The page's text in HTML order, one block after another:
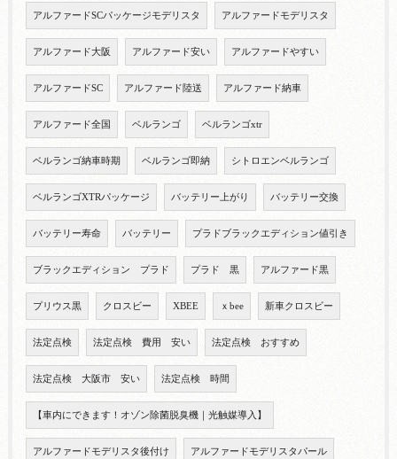
アルファードSCパッケージモデリスタ アルファードモデリスタ
アルファード大阪 アルファード安い アルファードやすい
アルファードSC アルファード陸送 アルファード納車
アルファード全国 ベルランゴ ベルランゴxtr
ベルランゴ納車時期 ベルランゴ即納 シトロエンベルランゴ
ベルランゴXTRパッケージ バッテリー上がり バッテリー交換
バッテリー寿命 バッテリー プラドブラックエディション値引き
ブラックエディション プラド プラド 黒 アルファード黒
プリウス黒 クロスビー XBEE ｘbee 新車クロスビー
法定点検 法定点検 費用 安い 法定点検 おすすめ
法定点検 大阪市 安い 法定点検 時間
【車内にできます！オゾン除菌脱臭機｜光触媒導入】
アルファードモデリスタ後付け アルファードモデリスタパール